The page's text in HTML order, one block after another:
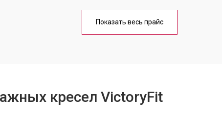
от 90 мин
Показать весь прайс
кресел VictoryFit